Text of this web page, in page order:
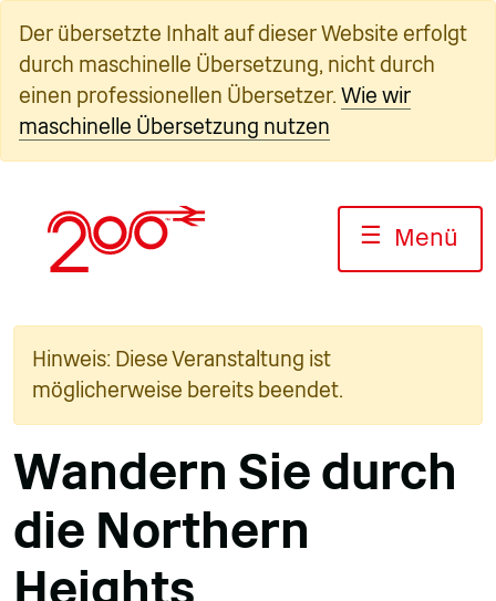
Inhalt
springen
Der übersetzte Inhalt auf dieser Website erfolgt
durch maschinelle Übersetzung, nicht durch
einen professionellen Übersetzer. Wie wir
maschinelle Übersetzung nutzen
☰ Menü
Hinweis: Diese Veranstaltung ist
möglicherweise bereits beendet.
Wandern Sie durch
die Northern
Heights